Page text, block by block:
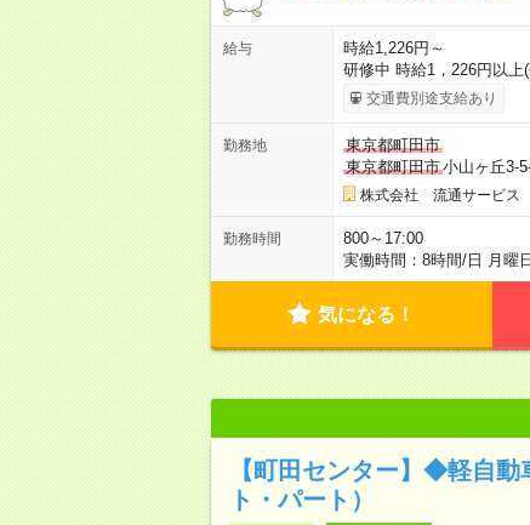
給与
時給1,226円～
研修中 時給1，226円以
交通費別途支給あり
勤務地
東京都町田市
東京都町田市小山ヶ丘3-
株式会社 流通サービス
勤務時間
800～17:00
実働時間：8時間/日 月曜
気になる！
【町田センター】◆軽自
ト・パート）